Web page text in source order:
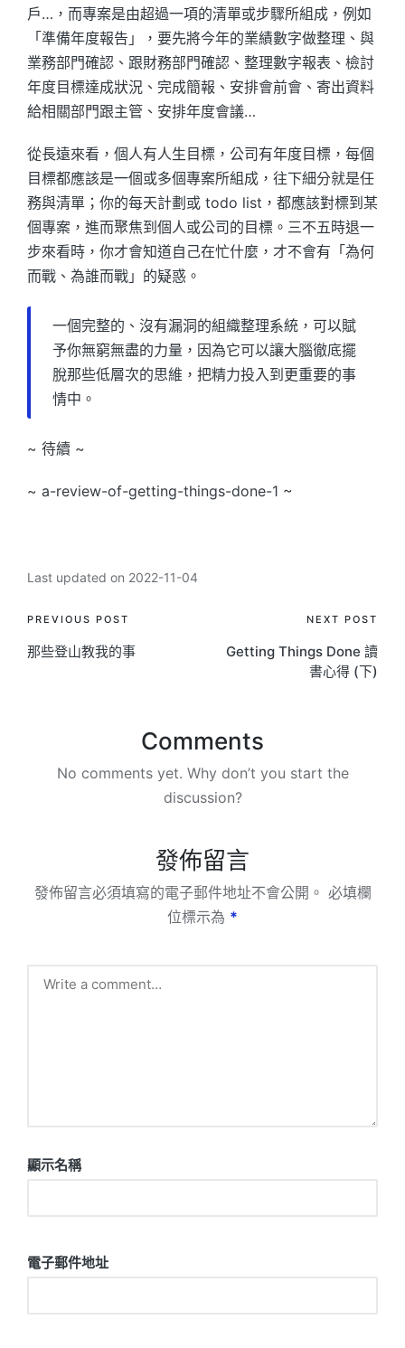
戶…，而專案是由超過一項的清單或步驟所組成，例如
「準備年度報告」，要先將今年的業績數字做整理、與
業務部門確認、跟財務部門確認、整理數字報表、檢討
年度目標達成狀況、完成簡報、安排會前會、寄出資料
給相關部門跟主管、安排年度會議…
從長遠來看，個人有人生目標，公司有年度目標，每個
目標都應該是一個或多個專案所組成，往下細分就是任
務與清單；你的每天計劃或 todo list，都應該對標到某
個專案，進而聚焦到個人或公司的目標。三不五時退一
步來看時，你才會知道自己在忙什麼，才不會有「為何
而戰、為誰而戰」的疑惑。
一個完整的、沒有漏洞的組織整理系統，可以賦
予你無窮無盡的力量，因為它可以讓大腦徹底擺
脫那些低層次的思維，把精力投入到更重要的事
情中。
~ 待續 ~
~ a-review-of-getting-things-done-1 ~
Last updated on 2022-11-04
Post
navigation
PREVIOUS POST
那些登山教我的事
NEXT POST
Getting Things Done 讀
書心得 (下)
Comments
No comments yet. Why don’t you start the
discussion?
發佈留言
發佈留言必須填寫的電子郵件地址不會公開。 必填欄
位標示為 *
顯示名稱
電子郵件地址